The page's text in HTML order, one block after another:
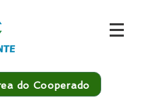
do Cooperado